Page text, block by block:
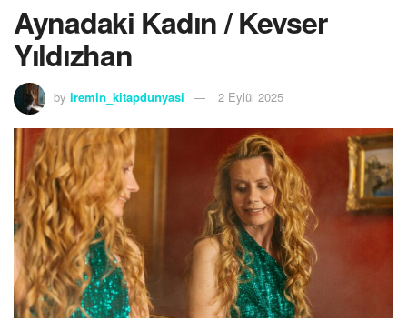
Aynadaki Kadın / Kevser
Yıldızhan
by iremin_kitapdunyasi 2 Eylül 2025